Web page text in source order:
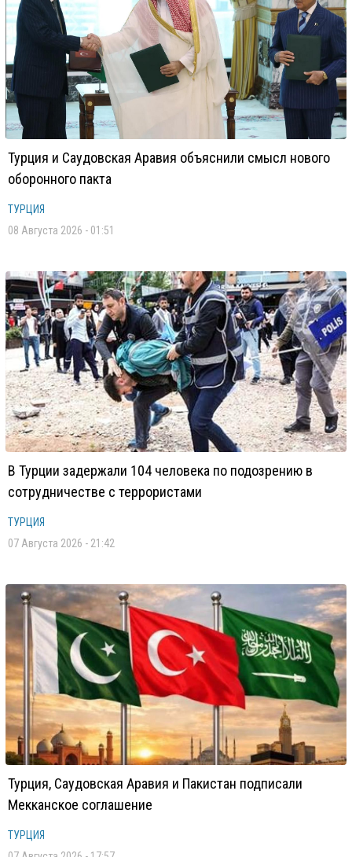
Турция и Саудовская Аравия объяснили смысл нового
оборонного пакта
ТУРЦИЯ
08 Августа 2026 - 01:51
В Турции задержали 104 человека по подозрению в
сотрудничестве с террористами
ТУРЦИЯ
07 Августа 2026 - 21:42
Турция, Саудовская Аравия и Пакистан подписали
Мекканское соглашение
ТУРЦИЯ